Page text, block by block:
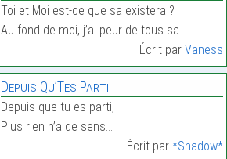
Toi et Moi est-ce que sa existera ?
Au fond de moi, j’ai peur de tous sa.…
Écrit par Vaness
Depuis Qu’Tes Parti
Depuis que tu es parti,
Plus rien n’a de sens…
Écrit par *Shadow*